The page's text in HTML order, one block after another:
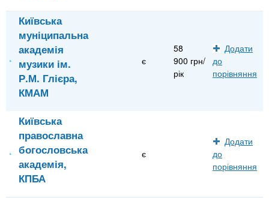
Київська
муніципальна
академія
музики ім.
Р.М. Глієра,
КМАМ
є
58
900 грн/
рік
Додати
до
порівняння
Київська
православна
богословська
академія,
КПБА
є
Додати
до
порівняння